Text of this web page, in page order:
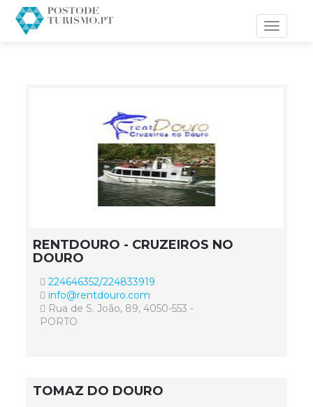
Toggle
RENTDOURO - CRUZEIROS NO
DOURO
224646352/224833919
info@rentdouro.com
Rua de S. João, 89, 4050-553 -
PORTO
TOMAZ DO DOURO